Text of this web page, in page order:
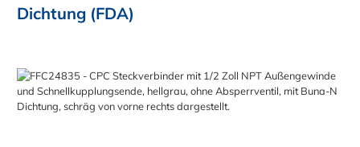
Dichtung (FDA)
Bildergalerie überspringen